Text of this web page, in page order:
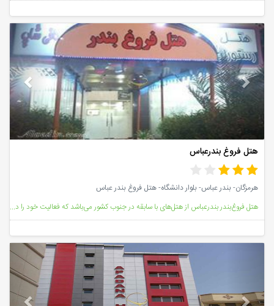
Next
هتل فروغ بندرعباس
هرمزگان- بندر عباس- بلوار دانشگاه- هتل فروغ بندر عباس
هتل فروغ‌بندر بندرعباس از هتل‌های با سابقه در جنوب کشور می‌باشد که فعالیت خود را در سال 1371 آغاز کر